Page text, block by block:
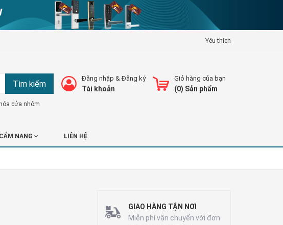
Yêu thích
Tìm kiếm
cửa nhôm
Giỏ hàng của bạn
(0) Sản phẩm
Đăng nhập &Đăng ký
Tài khoản
CẨM NANG LIÊN HỆ
GIAO HÀNG TẬN NƠI
Miễn phí vận chuyển với đơn